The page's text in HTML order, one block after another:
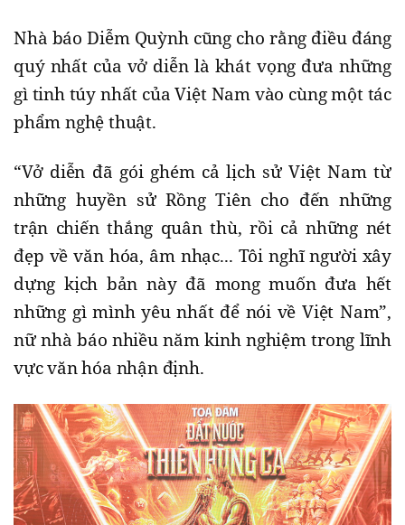
Nhà báo Diễm Quỳnh cũng cho rằng điều đáng
quý nhất của vở diễn là khát vọng đưa những
gì tinh túy nhất của Việt Nam vào cùng một tác
phẩm nghệ thuật.
“Vở diễn đã gói ghém cả lịch sử Việt Nam từ
những huyền sử Rồng Tiên cho đến những
trận chiến thắng quân thù, rồi cả những nét
đẹp về văn hóa, âm nhạc... Tôi nghĩ người xây
dựng kịch bản này đã mong muốn đưa hết
những gì mình yêu nhất để nói về Việt Nam”,
nữ nhà báo nhiều năm kinh nghiệm trong lĩnh
vực văn hóa nhận định.